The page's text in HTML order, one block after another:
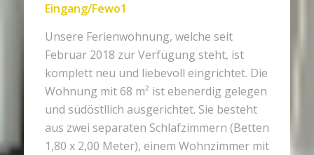
Eingang/Fewo1
Unsere Ferienwohnung, welche seit
Februar 2018 zur Verfügung steht, ist
komplett neu und liebevoll eingrichtet. Die
Wohnung mit 68 m² ist ebenerdig gelegen
und südöstllich ausgerichtet. Sie besteht
aus zwei separaten Schlafzimmern (Betten
1,80 x 2,00 Meter), einem Wohnzimmer mit